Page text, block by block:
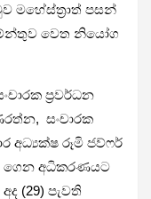
මහේස්ත්‍රාත් පසන්
වෙත නියෝග
ප්‍රවර්ධන
සංචාරක
අධ්‍යක්ෂ රූමි ජව්ෆර්
ගෙන අධිකරණයට
(29) පැවති